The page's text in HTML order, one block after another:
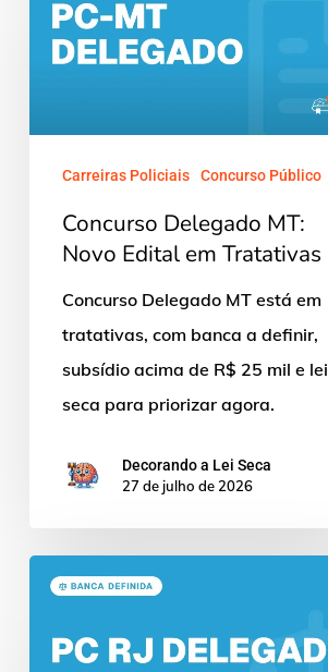
MT:
Novo
Tratativas
Carreiras Policiais Concurso Público
Concurso Delegado MT:
Novo Edital em Tratativas
Concurso Delegado MT está em
tratativas, com banca a definir,
subsídio acima de R$ 25 mil e lei
seca para priorizar agora.
Decorando a Lei Seca
27 de julho de 2026
Concurso